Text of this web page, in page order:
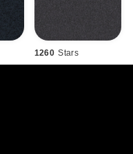
1260 Stars